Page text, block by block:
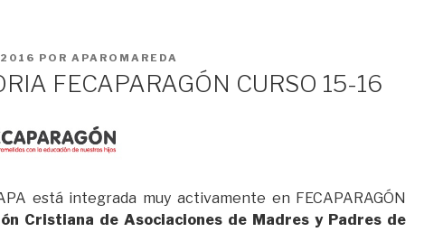
POR APAROMAREDA
FECAPARAGÓN CURSO 15-16
está integrada muy activamente en FECAPARAGÓN
Cristiana de Asociaciones de Madres y Padres de